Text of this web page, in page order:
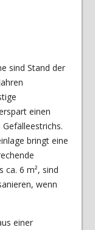
sind Stand der
einen
bringt eine
ca. 6 m², sind
wenn
einer